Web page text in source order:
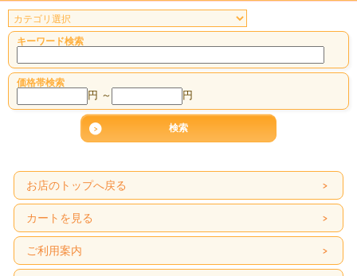
キーワード検索
価格帯検索
円 ～ 円
お店のトップへ戻る
カートを見る
ご利用案内